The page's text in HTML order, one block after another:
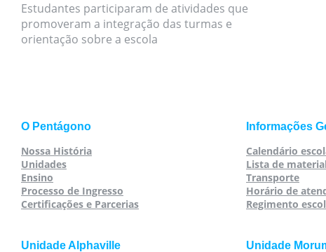
Estudantes participaram de atividades que
promoveram a integração das turmas e
orientação sobre a escola
O Pentágono
Nossa História
Unidades
Ensino
Processo de Ingresso
Certificações e Parcerias
Informações
Calendário
Lista de material
Transporte
Horário de
Regimento
Unidade Alphaville Unidade